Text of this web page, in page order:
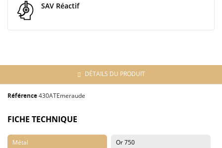
SAV Réactif
DÉTAILS DU PRODUIT
Référence430ATEmeraude
FICHE TECHNIQUE
Métal Or 750